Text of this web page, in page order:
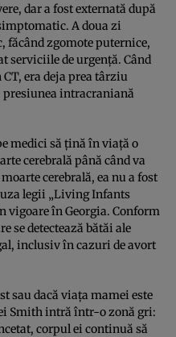
dar a fost externată după
A doua zi
făcând zgomote puternice,
serviciile de urgență. Când
era deja prea târziu
intracraniană
medici să țină în viață o
cerebrală până când va
cerebrală, ea nu a fost
legii „Living Infants
vigoare în Georgia. Conform
se detectează bătăi ale
inclusiv în cazuri de avort
sau dacă viața mamei este
Smith intră într-o zonă gri:
corpul ei continuă să